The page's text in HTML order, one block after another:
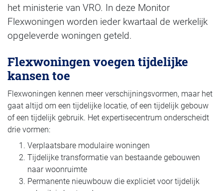
het ministerie van VRO. In deze Monitor
Flexwoningen worden ieder kwartaal de werkelijk
opgeleverde woningen geteld.
Flexwoningen voegen tijdelijke
kansen toe
Flexwoningen kennen meer verschijningsvormen, maar het
gaat altijd om een tijdelijke locatie, of een tijdelijk gebouw
of een tijdelijk gebruik. Het expertisecentrum onderscheidt
drie vormen:
Verplaatsbare modulaire woningen
Tijdelijke transformatie van bestaande gebouwen
naar woonruimte
Permanente nieuwbouw die expliciet voor tijdelijk